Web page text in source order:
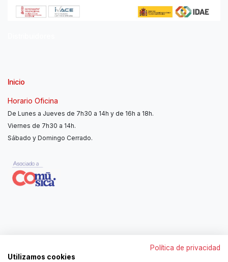
Inicio
Horario Oficina
De Lunes a Jueves de 7h30 a 14h y de 16h a 18h.
Viernes de 7h30 a 14h.
Sábado y Domingo Cerrado.
962250313
Política de privacidad
Utilizamos cookies